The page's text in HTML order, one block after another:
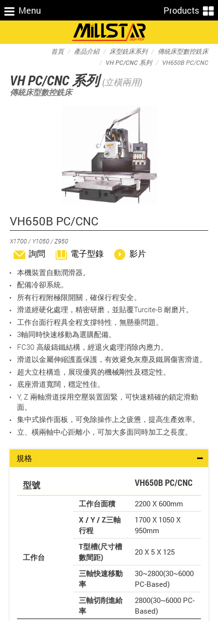
Menu Products
首頁 產品介紹 床型銑床系列
傳統床型數控銑床
VH PC/CNC 系列
VH650B PC/CNC
VH PC/CNC 系列(立橫兩用)
傳統床型數控銑床
VH650B PC/CNC
X1700 / Y1050 / Z950
詢問 電子型錄 影片
本機裝置自動潤滑器。
配備冷卻系統。
所有行程附極限開關，確保行程安全。
滑道經硬化處理，精密研磨，並貼覆Turcite-B 耐磨片。
工作台面行程具全程支撐特性，無懸垂問題。
3軸同時快速移動為選購配備。
FC30 高級鑄鐵結構，經退火處理消除內應力。
滑道以金屬伸縮護蓋保護，有效避免灰塵及鐵屑傷害滑道。
超大立柱構造，展現優異的機械剛性及穩定性。
底座滑道寬闊，穩定性佳。
Y, Z 兩軸滑道採用空壓裝置固緊，可快速精確的鎖定滑動
面。
集中式操作面板，可免除操作上之疲憊，提高生產效率。
立、橫兩軸中心距離小，可加大多面同時加工之長度。
規格
型號 VH650B PC/CNC
工作台
工作台面積
2200 X 600mm
X / Y / Z三軸
行程
1700 X 1050 X
950mm
T型槽(尺寸槽
數間距)
20 X 5 X 125
三軸快速移動
率
30~2800(30~6000
PC-Based)
三軸切削進給
率
2800(30~6000 PC-
Based)